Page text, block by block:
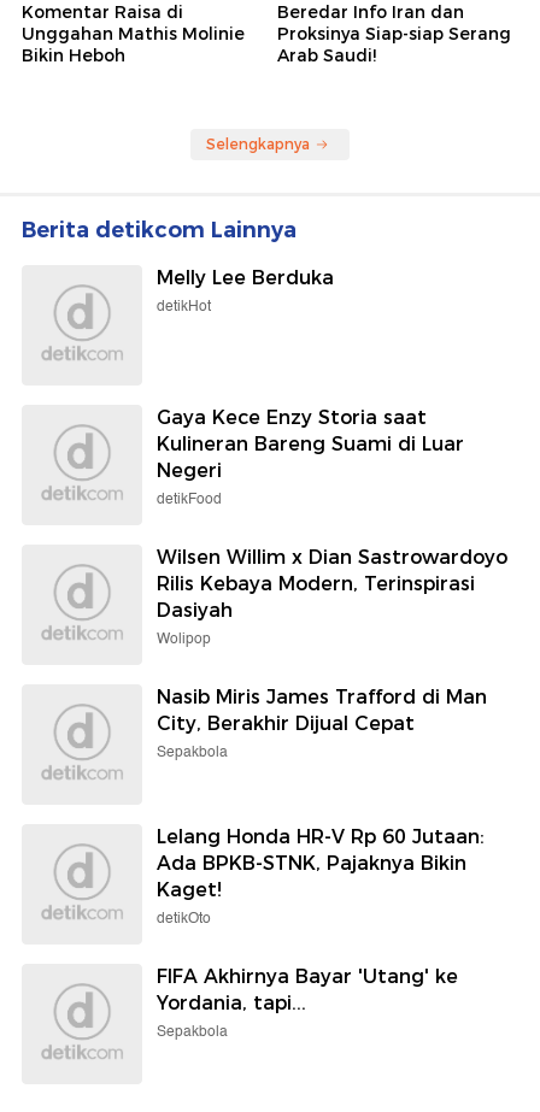
Komentar Raisa di
Unggahan Mathis Molinie
Bikin Heboh
Beredar Info Iran dan
Proksinya Siap-siap Serang
Arab Saudi!
Selengkapnya
Berita detikcom Lainnya
Melly Lee Berduka
detikHot
Gaya Kece Enzy Storia saat
Kulineran Bareng Suami di Luar
Negeri
detikFood
Wilsen Willim x Dian Sastrowardoyo
Rilis Kebaya Modern, Terinspirasi
Dasiyah
Wolipop
Nasib Miris James Trafford di Man
City, Berakhir Dijual Cepat
Sepakbola
Lelang Honda HR-V Rp 60 Jutaan:
Ada BPKB-STNK, Pajaknya Bikin
Kaget!
detikOto
FIFA Akhirnya Bayar 'Utang' ke
Yordania, tapi...
Sepakbola